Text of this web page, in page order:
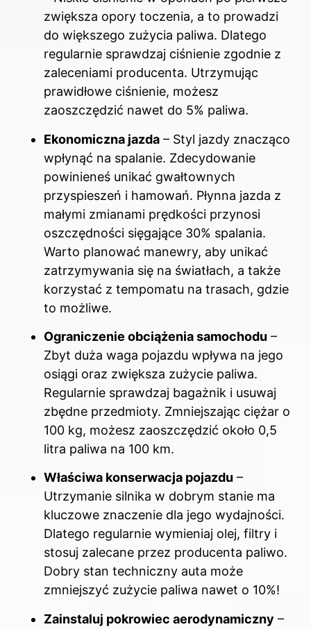
zwiększa opory toczenia, a to prowadzi
do większego zużycia paliwa. Dlatego
regularnie sprawdzaj ciśnienie zgodnie z
zaleceniami producenta. Utrzymując
prawidłowe ciśnienie, możesz
zaoszczędzić nawet do 5% paliwa.
Ekonomiczna jazda – Styl jazdy znacząco
wpłynąć na spalanie. Zdecydowanie
powinieneś unikać gwałtownych
przyspieszeń i hamowań. Płynna jazda z
małymi zmianami prędkości przynosi
oszczędności sięgające 30% spalania.
Warto planować manewry, aby unikać
zatrzymywania się na światłach, a także
korzystać z tempomatu na trasach, gdzie
to możliwe.
Ograniczenie obciążenia samochodu –
Zbyt duża waga pojazdu wpływa na jego
osiągi oraz zwiększa zużycie paliwa.
Regularnie sprawdzaj bagażnik i usuwaj
zbędne przedmioty. Zmniejszając ciężar o
100 kg, możesz zaoszczędzić około 0,5
litra paliwa na 100 km.
Właściwa konserwacja pojazdu –
Utrzymanie silnika w dobrym stanie ma
kluczowe znaczenie dla jego wydajności.
Dlatego regularnie wymieniaj olej, filtry i
stosuj zalecane przez producenta paliwo.
Dobry stan techniczny auta może
zmniejszyć zużycie paliwa nawet o 10%!
Zainstaluj pokrowiec aerodynamiczny –